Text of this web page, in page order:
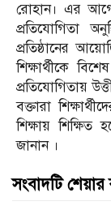
রোহান। এর আগে
প্রতিযোগিতা
প্রতিষ্ঠানের
শিক্ষার্থীকে
প্রতিযোগিতায়
বক্তারা
শিক্ষায়
জানান ।
সংবাদটি